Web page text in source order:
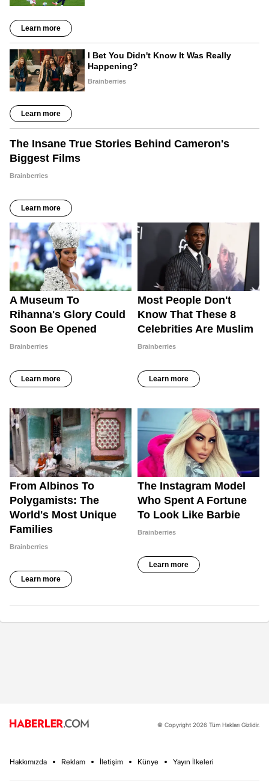
© Copyright 2026 Tüm Hakları Gizlidir.
Hakkımızda Reklam İletişim Künye Yayın İlkeleri